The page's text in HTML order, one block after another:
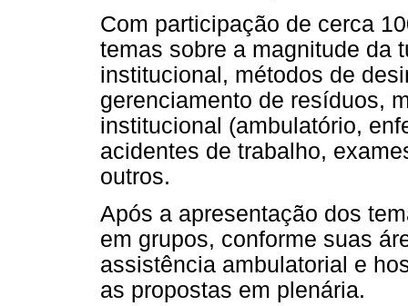
Com participação de cerca
temas sobre a magnitude da
institucional, métodos de
gerenciamento de resíduos,
institucional (ambulatório,
acidentes de trabalho,
outros.
Após a apresentação dos
em grupos, conforme suas
assistência ambulatorial e
as propostas em plenária.